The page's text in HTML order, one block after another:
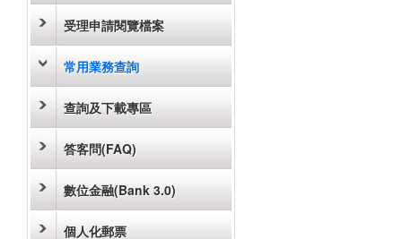
受理申請閱覽檔案
常用業務查詢
查詢及下載專區
答客問(FAQ)
數位金融(Bank 3.0)
個人化郵票